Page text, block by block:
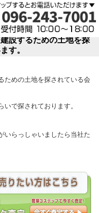
設するための土地を探
す。
ための土地を探されている会
で探されております。
いらっしゃいましたら当社た